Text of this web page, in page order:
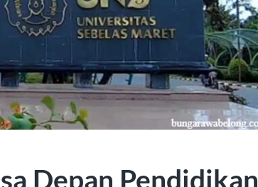
Depan Pendidikan